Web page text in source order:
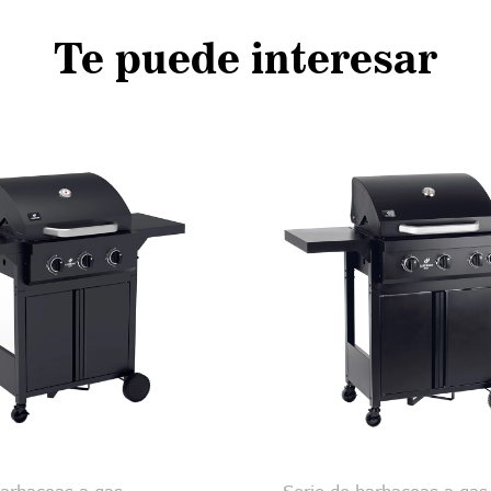
Te puede interesar